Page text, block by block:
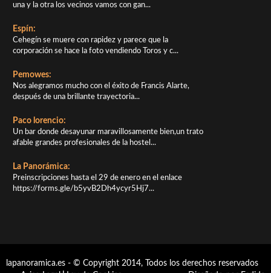
una y la otra los vecinos vamos con gan...
Espín:
Cehegín se muere con rapidez y parece que la
corporación se hace la foto vendiendo Toros y c...
Pemowes:
Nos alegramos mucho con el éxito de Francis Alarte,
después de una brillante trayectoria...
Paco lorencio:
Un bar donde desayunar maravillosamente bien,un trato
afable grandes profesionales de la hostel...
La Panorámica:
Preinscripciones hasta el 29 de enero en el enlace
https://forms.gle/b5yvB2Dh4ycyr5Hj7...
lapanoramica.es - © Copyright 2014, Todos los derechos reservados